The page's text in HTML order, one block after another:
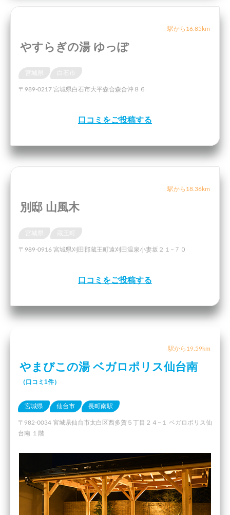
駅から16.85km
やすらぎの湯 ゆっぽ
白石市
〒989-0217 宮城県白石市大平森合森合沖８６
口コミをご投稿する
駅から18.36km
別邸 山風木
〒989-0916 宮城県刈田郡蔵王町遠刈田温泉小妻坂２１−７０
口コミをご投稿する
駅から19.59km
やまびこの湯 ベガロポリス仙台南
（口コミ1件）
宮城県 仙台市 長町南駅
〒982-0034 宮城県仙台市太白区西多賀５丁目２４−１ ベガロポリス仙
台南 １階